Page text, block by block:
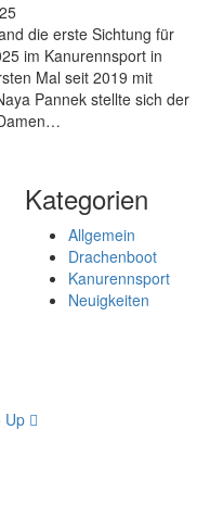
die erste Sichtung für
im Kanurennsport in
Mal seit 2019 mit
Pannek stellte sich der
Kategorien
Allgemein
Drachenboot
Kanurennsport
Neuigkeiten
Up